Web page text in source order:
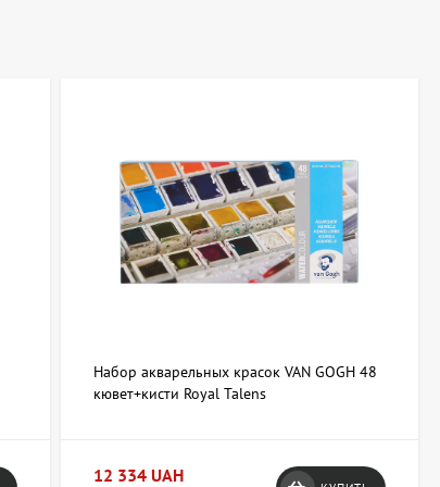
Набор акварельных красок VAN GOGH 48
кювет+кисти Royal Talens
12 334 UAH